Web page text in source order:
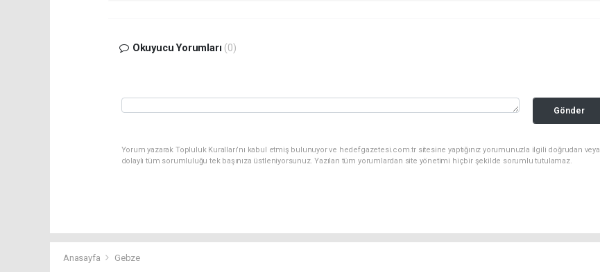
Okuyucu Yorumları (0)
Gönder
Yorum yazarak Topluluk Kuralları’nı kabul etmiş bulunuyor ve hedefgazetesi.com.tr sitesine yaptığınız yorumunuzla ilgili doğrudan veya
dolaylı tüm sorumluluğu tek başınıza üstleniyorsunuz. Yazılan tüm yorumlardan site yönetimi hiçbir şekilde sorumlu tutulamaz.
Anasayfa Gebze